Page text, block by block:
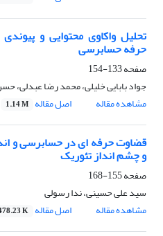
تحلیل واکاوی محتوایی و
حرفه حسابرسی
صفحه133-154
جواد بابایی خلیلی، محمد رضا عبدلی،
مشاهده مقاله
اصل مقاله 1.14 M
قضاوت حرفه ای در حسابرسی و
و چشم انداز تئوریک
صفحه155-168
سید علی حسینی، ندا رسولی
مشاهده مقاله
اصل مقاله K